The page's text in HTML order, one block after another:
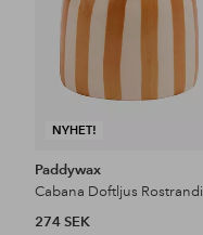
NYHET!
Paddywax
274 SEK